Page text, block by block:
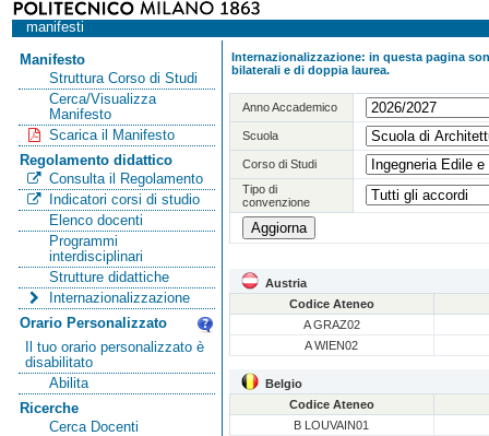
manifesti
Manifesto
Struttura Corso di Studi
Cerca/Visualizza
Manifesto
Scarica il Manifesto
Regolamento didattico
Consulta il Regolamento
Indicatori corsi di studio
Elenco docenti
Programmi
interdisciplinari
Strutture didattiche
Internazionalizzazione
Orario Personalizzato
Il tuo orario personalizzato è
disabilitato
Abilita
Ricerche
Cerca Docenti
Internazionalizzazione: in questa pagina
bilaterali e di doppia laurea.
Anno Accademico
Scuola
Corso di Studi
Tipo di
convenzione
Austria
Codice Ateneo
A GRAZ02
A WIEN02
Belgio
Codice Ateneo
B LOUVAIN01